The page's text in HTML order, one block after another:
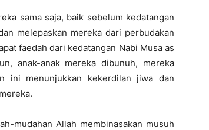
sama saja, baik sebelum kedatangan
melepaskan mereka dari perbudakan
faedah dari kedatangan Nabi Musa as
anak-anak mereka dibunuh, mereka
ini menunjukkan kekerdilan jiwa dan
mudahan Allah membinasakan musuh